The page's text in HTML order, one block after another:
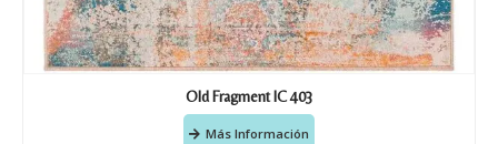
Old Fragment IC 403
Más Información